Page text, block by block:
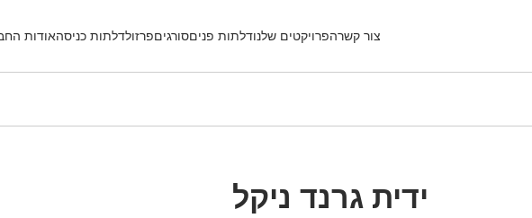
אודותדלתות כניסהפרזולסורגיםדלתות פניםהפרויקטים שלנוצור קשר
ידית גרנד ניקל